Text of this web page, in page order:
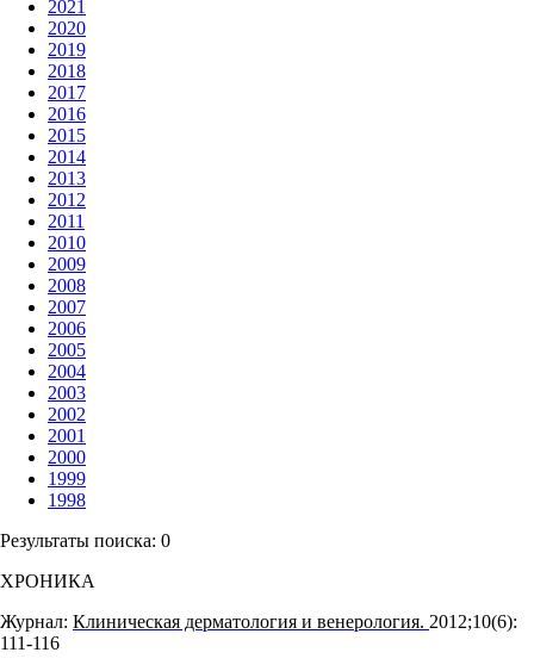
2021
2020
2019
2018
2017
2016
2015
2014
2013
2012
2011
2010
2009
2008
2007
2006
2005
2004
2003
2002
2001
2000
1999
1998
Результаты поиска: 0
ХРОНИКА
Журнал: Клиническая дерматология и венерология. 2012;10(6):
111‑116